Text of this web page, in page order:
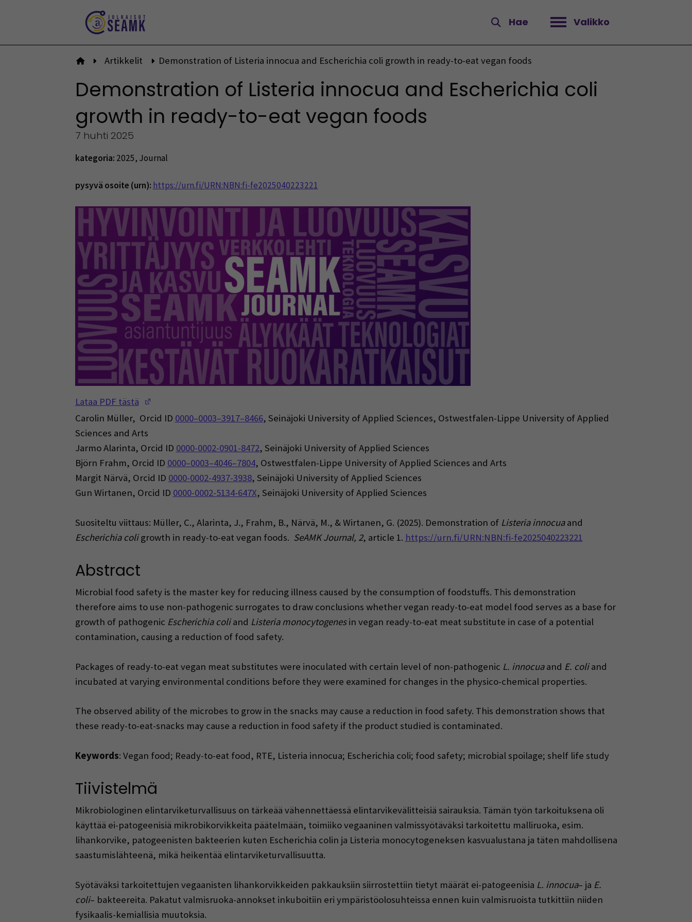
Hae Valikko
Avaa valikko
Etusivulle
Artikkelit Demonstration of Listeria innocua and Escherichia coli growth in ready-to-eat vegan foods
Demonstration of Listeria innocua and Escherichia coli
growth in ready-to-eat vegan foods
7 huhti 2025
kategoria: 2025, Journal
pysyvä osoite (urn): https://urn.fi/URN:NBN:fi-fe2025040223221
Lataa PDF tästä
Carolin Müller, Orcid ID 0000–0003–3917–8466, Seinäjoki University of Applied Sciences, Ostwestfalen-Lippe University of Applied
Sciences and Arts
Jarmo Alarinta, Orcid ID 0000-0002-0901-8472, Seinäjoki University of Applied Sciences
Björn Frahm, Orcid ID 0000–0003–4046–7804, Ostwestfalen-Lippe University of Applied Sciences and Arts
Margit Närvä, Orcid ID 0000-0002-4937-3938, Seinäjoki University of Applied Sciences
Gun Wirtanen, Orcid ID 0000-0002-5134-647X, Seinäjoki University of Applied Sciences
Suositeltu viittaus: Müller, C., Alarinta, J., Frahm, B., Närvä, M., & Wirtanen, G. (2025). Demonstration of Listeria innocuaand
Escherichia coligrowth in ready-to-eat vegan foods. SeAMK Journal, 2, article 1. https://urn.fi/URN:NBN:fi-fe2025040223221
Abstract
Microbial food safety is the master key for reducing illness caused by the consumption of foodstuffs. This demonstration
therefore aims to use non-pathogenic surrogates to draw conclusions whether vegan ready-to-eat model food serves as a base for
growth of pathogenic Escherichia coliand Listeria monocytogenesin vegan ready-to-eat meat substitute in case of a potential
contamination, causing a reduction of food safety.
Packages of ready-to-eat vegan meat substitutes were inoculated with certain level of non-pathogenic L. innocuaand E. coliand
incubated at varying environmental conditions before they were examined for changes in the physico-chemical properties.
The observed ability of the microbes to grow in the snacks may cause a reduction in food safety. This demonstration shows that
these ready-to-eat-snacks may cause a reduction in food safety if the product studied is contaminated.
Keywords: Vegan food; Ready-to-eat food, RTE, Listeria innocua; Escherichia coli; food safety; microbial spoilage; shelf life study
Tiivistelmä
Mikrobiologinen elintarviketurvallisuus on tärkeää vähennettäessä elintarvikevälitteisiä sairauksia. Tämän työn tarkoituksena oli
käyttää ei-patogeenisiä mikrobikorvikkeita päätelmään, toimiiko vegaaninen valmissyötäväksi tarkoitettu malliruoka, esim.
lihankorvike, patogeenisten bakteerien kuten Escherichia colin ja Listeria monocytogeneksen kasvualustana ja täten mahdollisena
saastumislähteenä, mikä heikentää elintarviketurvallisuutta.
Syötäväksi tarkoitettujen vegaanisten lihankorvikkeiden pakkauksiin siirrostettiin tietyt määrät ei-patogeenisia L. innocua– ja E.
coli– bakteereita. Pakatut valmisruoka-annokset inkuboitiin eri ympäristöolosuhteissa ennen kuin valmisruoista tutkittiin niiden
fysikaalis-kemiallisia muutoksia.